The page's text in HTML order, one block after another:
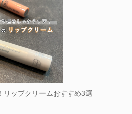
リップクリームおすすめ3選